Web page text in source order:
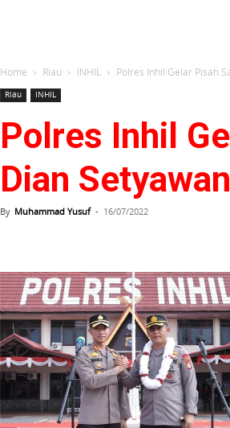
Home Riau INHIL Polres Inhil Gelar Pisah
Riau INHIL
Polres Inhil
Dian
By Muhammad Yusuf - 16/07/2022